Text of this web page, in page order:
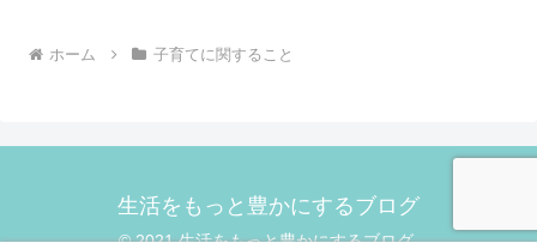
ホーム 子育てに関すること
生活をもっと豊かにするブログ
© 2021 生活をもっと豊かにするブログ.